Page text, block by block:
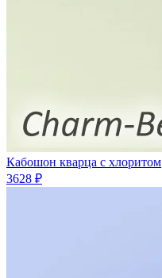
Кабошон кварца с хлоритом
3628 ₽